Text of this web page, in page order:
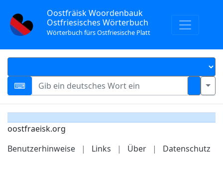
Oostfräisk Woordenbauk
Ostfriesisches Wörterbuch
Wörterbuch fürs Ostfriesische Platt
oostfraeisk.org
Benutzerhinweise
| Links | Über | Datenschutz